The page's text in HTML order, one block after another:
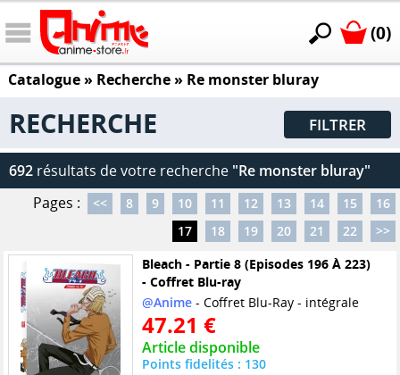
(0)
Catalogue» Recherche » Re monster bluray
RECHERCHE FILTRER
692 résultats de votre recherche "Re monster bluray"
Pages :
<< 8 9 10 11 12 13 14 15
16
17
18 19 20 21 22
>>
Bleach - Partie 8 (Episodes 196 À 223)
- Coffret Blu-ray
@Anime- Coffret Blu-Ray - intégrale
47.21 €
Article disponible
Points fidelités : 130